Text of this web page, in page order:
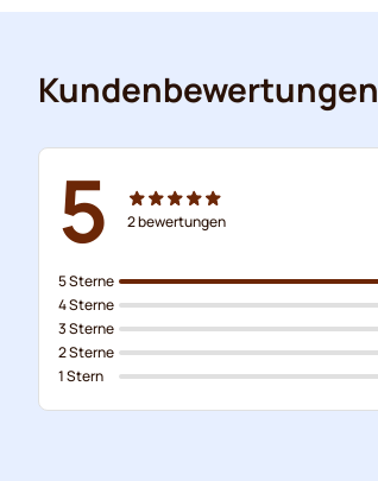
Kundenbewertungen
5 2bewertungen
5 Sterne
4 Sterne
3 Sterne
2 Sterne
1 Stern